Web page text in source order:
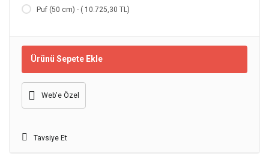
Puf (50 cm) - ( 10.725,30 TL)
Ürünü Sepete Ekle
Web'e Özel
Tavsiye Et